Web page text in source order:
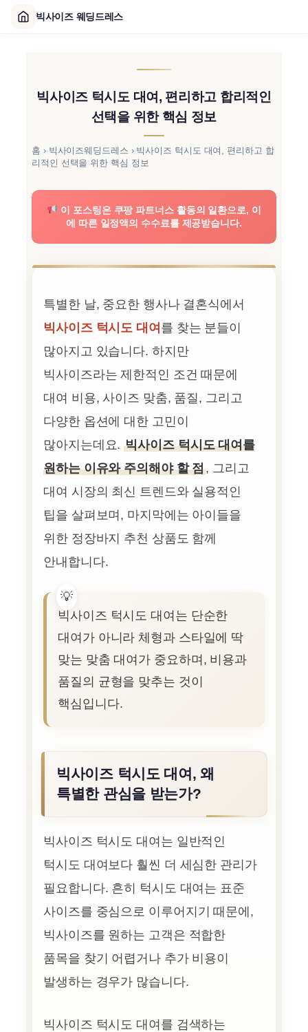
빅사이즈 턱시도 대여, 편리하고 합리적인
선택을 위한 핵심 정보
홈 › 빅사이즈웨딩드레스 › 빅사이즈 턱시도 대여, 편리하고 합
리적인 선택을 위한 핵심 정보
이 포스팅은 쿠팡 파트너스 활동의 일환으로, 이
에 따른 일정액의 수수료를 제공받습니다.
특별한 날, 중요한 행사나 결혼식에서
빅사이즈 턱시도 대여 를 찾는 분들이
많아지고 있습니다. 하지만
빅사이즈라는 제한적인 조건 때문에
대여 비용, 사이즈 맞춤, 품질, 그리고
다양한 옵션에 대한 고민이
많아지는데요.빅사이즈 턱시도 대여를
원하는 이유와 주의해야 할 점, 그리고
대여 시장의 최신 트렌드와 실용적인
팁을 살펴보며, 마지막에는 아이들을
위한 정장바지 추천 상품도 함께
안내합니다.
빅사이즈 턱시도 대여는 단순한
대여가 아니라 체형과 스타일에 딱
맞는 맞춤 대여가 중요하며, 비용과
품질의 균형을 맞추는 것이
핵심입니다.
빅사이즈 턱시도 대여, 왜
특별한 관심을 받는가?
빅사이즈 턱시도 대여는 일반적인
턱시도 대여보다 훨씬 더 세심한 관리가
필요합니다. 흔히 턱시도 대여는 표준
사이즈를 중심으로 이루어지기 때문에,
빅사이즈를 원하는 고객은 적합한
품목을 찾기 어렵거나 추가 비용이
발생하는 경우가 많습니다.
빅사이즈 턱시도 대여를 검색하는
빅사이즈 웨딩드레스